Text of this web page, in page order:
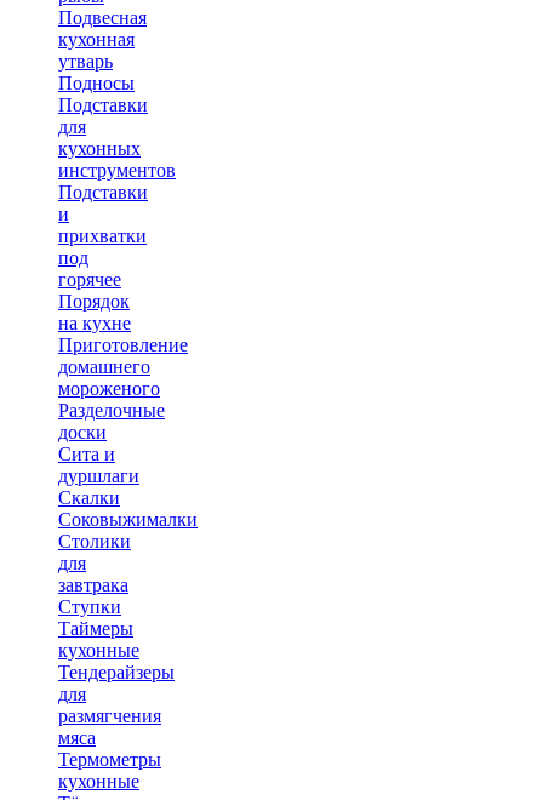
Подвесная
кухонная
утварь
Подносы
Подставки
для
кухонных
инструментов
Подставки
и
прихватки
под
горячее
Порядок
на кухне
Приготовление
домашнего
мороженого
Разделочные
доски
Сита и
дуршлаги
Скалки
Соковыжималки
Столики
для
завтрака
Ступки
Таймеры
кухонные
Тендерайзеры
для
размягчения
мяса
Термометры
кухонные